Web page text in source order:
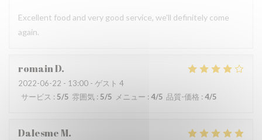
Excellent food and very good service, we'll definitely come
again.
romainD
2022-06-22 - 13:00 - ゲスト 4
サービス : 5/5 雰囲気 : 5/5 メニュー : 4/5 品質-価格 : 4/5
DalesmeM